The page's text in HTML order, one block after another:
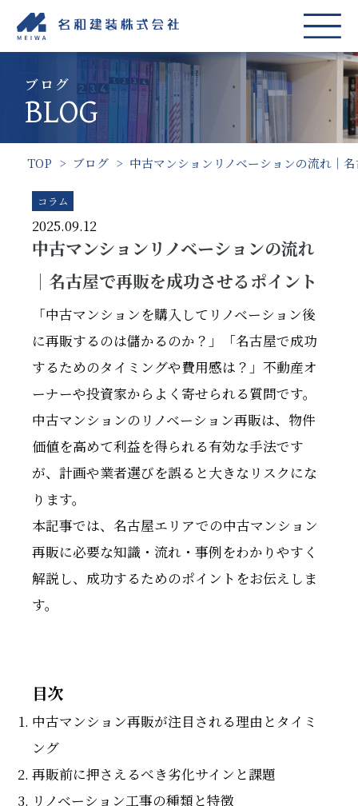
ブログ
BLOG
TOP > ブログ > 中古マンションリノベーションの流れ｜
コラム
2025.09.12
中古マンションリノベーションの流れ
｜名古屋で再販を成功させるポイント
「中古マンションを購入してリノベーション後
に再販するのは儲かるのか？」「名古屋で成功
するためのタイミングや費用感は？」――不動産オ
ーナーや投資家からよく寄せられる質問です。
中古マンションのリノベーション再販は、物件
価値を高めて利益を得られる有効な手法です
が、計画や業者選びを誤ると大きなリスクにな
ります。
本記事では、名古屋エリアでの中古マンション
再販に必要な知識・流れ・事例をわかりやすく
解説し、成功するためのポイントをお伝えしま
す。
目次
中古マンション再販が注目される理由とタイミ
ング
再販前に押さえるべき劣化サインと課題
リノベーション工事の種類と特徴